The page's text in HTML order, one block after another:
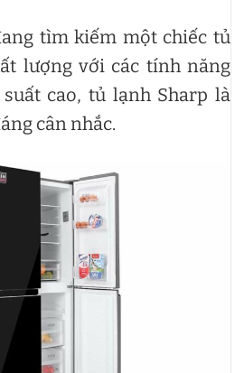
tìm kiếm một chiếc tủ
lượng với các tính năng
cao, tủ lạnh Sharp là
cân nhắc.